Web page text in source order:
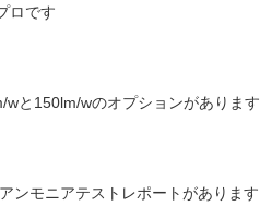
ロです
と150lm/wのオプションがあります
ンモニアテストレポートがあります